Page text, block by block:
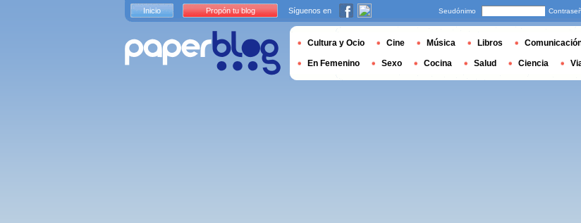
Inicio Propón tu blog Síguenos en Seudónimo
Cultura y Ocio Cine Música Libros
En Femenino Sexo Cocina Salud Ciencia